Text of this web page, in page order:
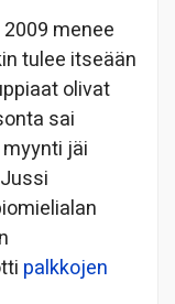
menee
tulee itseään
olivat
sai
jäi
palkkojen